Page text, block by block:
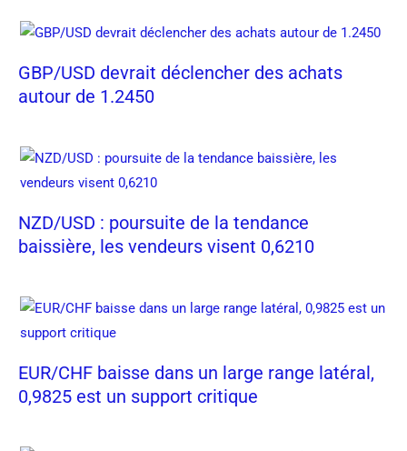
GBP/USD devrait déclencher des achats
autour de 1.2450
NZD/USD : poursuite de la tendance
baissière, les vendeurs visent 0,6210
EUR/CHF baisse dans un large range latéral,
0,9825 est un support critique